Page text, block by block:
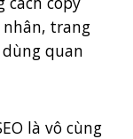
trang
quan
là vô cùng